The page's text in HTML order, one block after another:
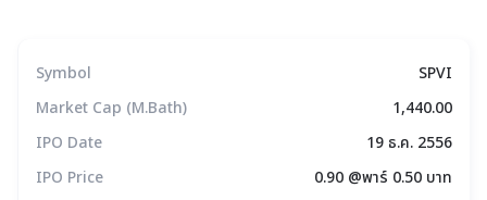
Symbol
SPVI
Market Cap (M.Bath)
1,440.00
IPO Date
19 ธ.ค. 2556
IPO Price
0.90 @พาร์ 0.50 บาท